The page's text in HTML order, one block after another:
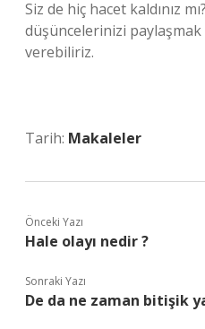
Siz de hiç hacet kaldınız
düşüncelerinizi
verebiliriz.
Tarih: Makaleler
Önceki Yazı
Hale olayı nedir ?
Sonraki Yazı
De da ne zaman bitişik